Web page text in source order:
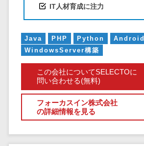
物品管理システム>
物流・流通向け
車両管理システム>
商圏分析ツール>
配送管理システム>
バース予約システム>
ファイル転送
サービス
文書管理シス
テム
Web電話帳
会議効率化ツ
ール
バーチャルオ
フィスツール
IT人材育成に注力
Java PHP Python
Android
WindowsServer構築
この会社についてSELECTOに
問い合わせる(無料)
フォーカスイン株式会社
の詳細情報を見る